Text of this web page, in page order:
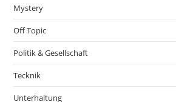
Mystery
Off Topic
Politik & Gesellschaft
Tecknik
Unterhaltung